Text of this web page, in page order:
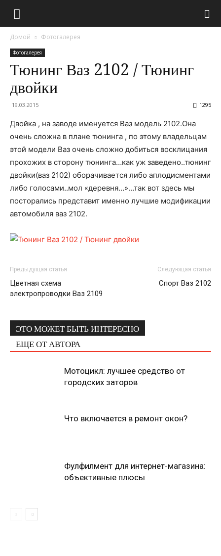
Домой Фотогалерея
Фотогалерея
Тюнинг Ваз 2102 / Тюнинг
двойки
19.03.2015 1295
Двойка , на заводе именуется Ваз модель 2102.Она
очень сложна в плане тюнинга , по этому владельцам
этой модели Ваз очень сложно добиться восклицания
прохожих в сторону тюнинга…как уж заведено..тюнинг
двойки(ваз 2102) оборачивается либо аплодисментами
либо голосами..мол «деревня…»…так вот здесь мы
посторались представит именно лучшие модификации
автомобиля ваз 2102.
Предыдущая статья
Цветная схема
электропроводки Ваз 2109
Следующая статья
Спорт Ваз 2102
ЭТО МОЖЕТ БЫТЬ ИНТЕРЕСНО
ЕЩЕ ОТ АВТОРА
Мотоцикл: лучшее средство от
городских заторов
Что включается в ремонт окон?
Фулфилмент для интернет-магазина:
объективные плюсы